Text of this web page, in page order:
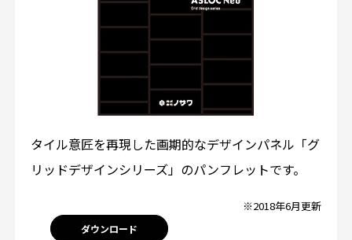
タイル意匠を再現した画期的なデザインパネル「グ
リッドデザインシリーズ」のパンフレットです。
※2018年6月更新
ダウンロード